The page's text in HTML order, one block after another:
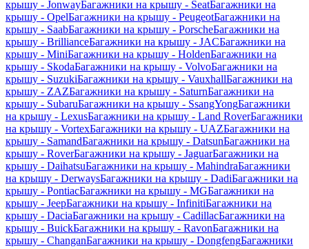
крышу - JonwayБагажники на крышу - SeatБагажники на
крышу - OpelБагажники на крышу - PeugeotБагажники на
крышу - SaabБагажники на крышу - PorscheБагажники на
крышу - BrillianceБагажники на крышу - JACБагажники на
крышу - MiniБагажники на крышу - HoldenБагажники на
крышу - SkodaБагажники на крышу - VolvoБагажники на
крышу - SuzukiБагажники на крышу - VauxhallБагажники на
крышу - ZAZБагажники на крышу - SaturnБагажники на
крышу - SubaruБагажники на крышу - SsangYongБагажники
на крышу - LexusБагажники на крышу - Land RoverБагажники
на крышу - VortexБагажники на крышу - UAZБагажники на
крышу - SamandБагажники на крышу - DatsunБагажники на
крышу - RoverБагажники на крышу - JaguarБагажники на
крышу - DaihatsuБагажники на крышу - MahindraБагажники
на крышу - DerwaysБагажники на крышу - DadiБагажники на
крышу - PontiacБагажники на крышу - MGБагажники на
крышу - JeepБагажники на крышу - InfinitiБагажники на
крышу - DaciaБагажники на крышу - CadillacБагажники на
крышу - BuickБагажники на крышу - RavonБагажники на
крышу - ChanganБагажники на крышу - DongfengБагажники